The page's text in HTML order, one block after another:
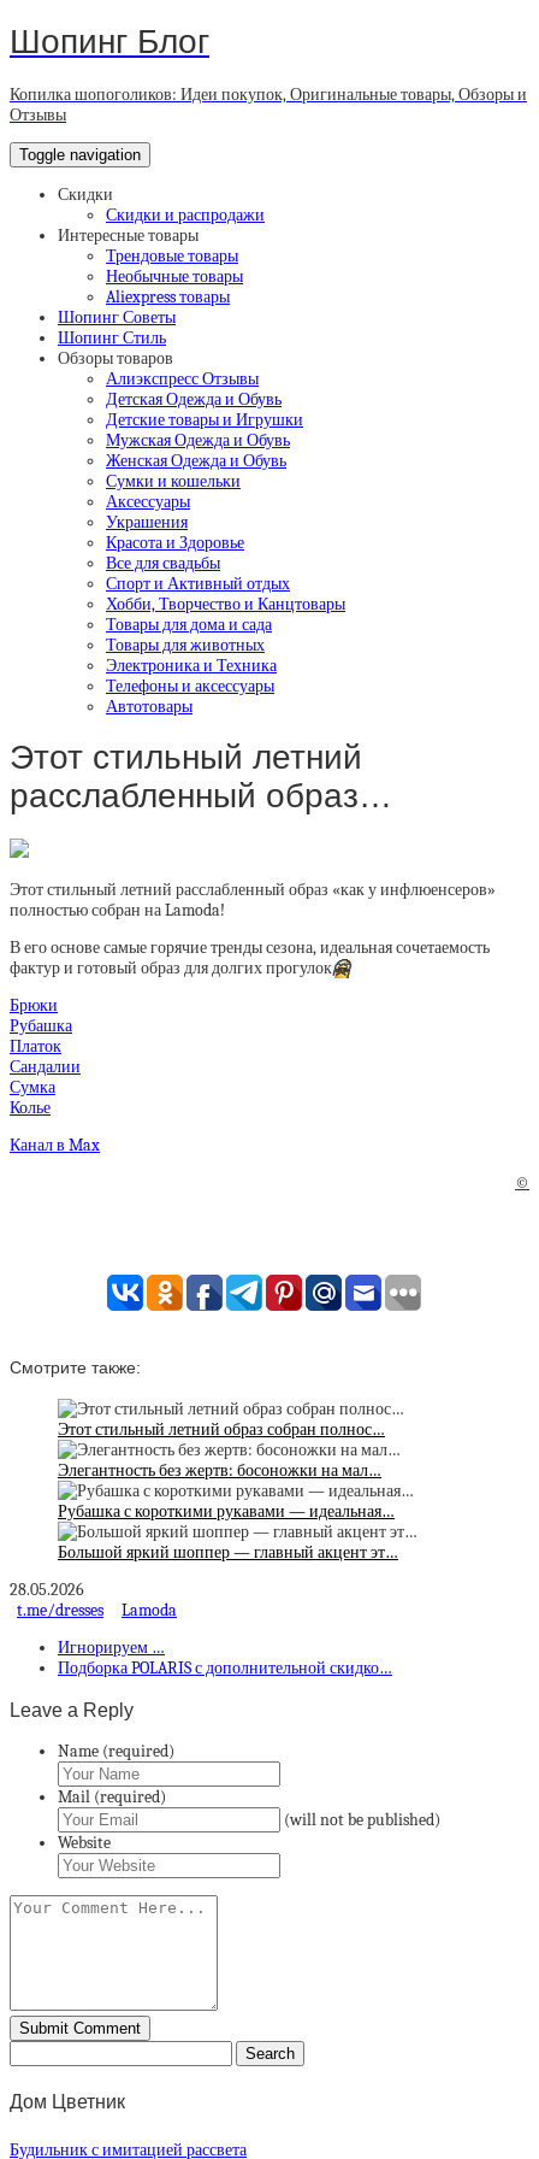
Шопинг Блог
Копилка шопоголиков: Идеи покупок, Оригинальные товары, Обзоры и
Отзывы
Toggle navigation
Скидки
Скидки и распродажи
Интересные товары
Трендовые товары
Необычные товары
Aliexpress товары
Шопинг Советы
Шопинг Стиль
Обзоры товаров
Алиэкспресс Отзывы
Детская Одежда и Обувь
Детские товары и Игрушки
Мужская Одежда и Обувь
Женская Одежда и Обувь
Сумки и кошельки
Аксессуары
Украшения
Красота и Здоровье
Все для свадьбы
Спорт и Активный отдых
Хобби, Творчество и Канцтовары
Товары для дома и сада
Товары для животных
Электроника и Техника
Телефоны и аксессуары
Автотовары
Этот стильный летний
расслабленный образ…
Этот стильный летний расслабленный образ «как у инфлюенсеров»
полностью собран на Lamoda!
В его основе самые горячие тренды сезона, идеальная сочетаемость
фактур и готовый образ для долгих прогулок🤗
Брюки
Рубашка
Платок
Сандалии
Сумка
Колье
Канал в Max
©
Смотрите также:
Этот стильный летний образ собран полнос…
Элегантность без жертв: босоножки на мал…
Рубашка с короткими рукавами — идеальная…
Большой яркий шоппер — главный акцент эт…
28.05.2026
t.me/dresses
Lamoda
Игнорируем …
Подборка POLARIS с дополнительной скидко…
Leave a Reply
Name (required)
Mail (required)
(will not be published)
Website
Дом Цветник
Будильник с имитацией рассвета